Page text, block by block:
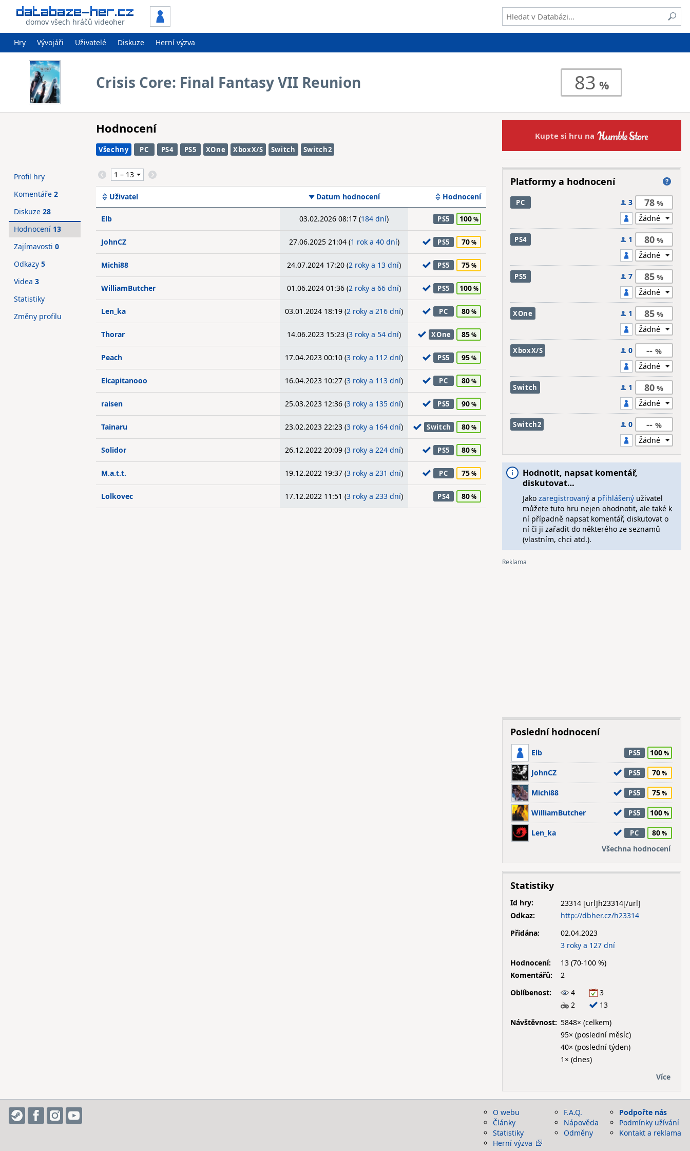
domov všech hráčů videoher
Hry Vývojáři Uživatelé Diskuze Herní výzva
Crisis Core: Final Fantasy VII Reunion 83
Hodnocení
Všechny PC PS4 PS5 XOne XboxX/S Switch Switch2
Uživatel Datum hodnocení Hodnocení
Elb 03.02.2026 08:17 (184 dní) PS5 100
JohnCZ 27.06.2025 21:04 (1 rok a 40 dní) PS5 70
Michi88 24.07.2024 17:20 (2 roky a 13 dní) PS5 75
WilliamButcher 01.06.2024 01:36 (2 roky a 66 dní) PS5 100
Len_ka 03.01.2024 18:19 (2 roky a 216 dní) PC 80
Thorar 14.06.2023 15:23 (3 roky a 54 dní) XOne 85
Peach 17.04.2023 00:10 (3 roky a 112 dní) PS5 95
Elcapitanooo 16.04.2023 10:27 (3 roky a 113 dní) PC 80
raisen 25.03.2023 12:36 (3 roky a 135 dní) PS5 90
Tainaru 23.02.2023 22:23 (3 roky a 164 dní) Switch 80
Solidor 26.12.2022 20:09 (3 roky a 224 dní) PS5 80
M.a.t.t. 19.12.2022 19:37 (3 roky a 231 dní) PC 75
Lolkovec 17.12.2022 11:51 (3 roky a 233 dní) PS4 80
Profil hry
Komentáře 2
Diskuze 28
Hodnocení 13
Zajímavosti 0
Odkazy 5
Videa 3
Statistiky
Změny profilu
Kupte si hru na
Platformy a hodnocení
PC 3 78
PS4 1 80
PS5 7 85
XOne 1 85
XboxX/S 0 --
Switch 1 80
Switch2 0 --
Hodnotit, napsat komentář,
diskutovat…
Jako zaregistrovanýa přihlášenýuživatel
můžete tuto hru nejen ohodnotit, ale také k
ní případně napsat komentář, diskutovat o
ní či ji zařadit do některého ze seznamů
(vlastním, chci atd.).
Poslední hodnocení
Elb PS5 100
JohnCZ PS5 70
Michi88 PS5 75
WilliamButcher PS5 100
Len_ka PC
80
Všechna hodnocení
Statistiky
Id hry:
23314
Odkaz:
http://dbher.cz/h23314
Přidána:
02.04.2023
3 roky a 127 dní
Hodnocení:
13 (70-100 %)
Komentářů:
2
Oblíbenost:
4
3
2
13
Návštěvnost: 5848× (celkem)
95× (poslední měsíc)
40× (poslední týden)
1× (dnes)
Více
O webu
Články
Statistiky
Herní výzva
F.A.Q.
Nápověda
Odměny
Podpořte nás
Podmínky užívání
Kontakt a reklama